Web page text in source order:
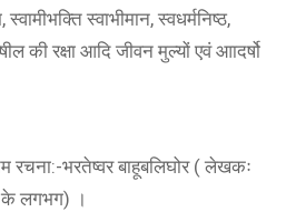
स्वाभीमान, स्वधर्मनिष्ठ,
की रक्षा आदि जीवन मुल्यों एवं आादर्षो
रचना:-भरतेष्वर बाहूबलिघोर ( लेखकः
के लगभग) ।